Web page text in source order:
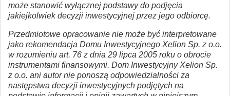
może stanowić wyłącznej podstawy do podjęcia
jakiejkolwiek decyzji inwestycyjnej przez jego odbiorcę.
Przedmiotowe opracowanie nie może być interpretowane
jako rekomendacja Domu Inwestycyjnego Xelion Sp. z o.o.
w rozumieniu art. 76 z dnia 29 lipca 2005 roku o obrocie
instrumentami finansowymi. Dom Inwestycyjny Xelion Sp.
z o.o. ani autor nie ponoszą odpowiedzialności za
następstwa decyzji inwestycyjnych podjętych na